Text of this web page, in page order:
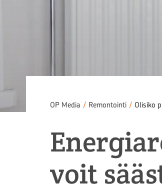
OP Media / Remontointi / Olisiko
voit